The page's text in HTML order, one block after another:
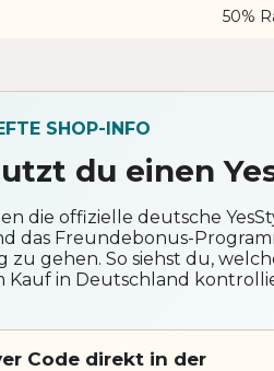
50%
SHOP-INFO
du einen
die offizielle deutsche
das Freundebonus-
zu gehen. So siehst du,
Kauf in Deutschland
Code direkt in der